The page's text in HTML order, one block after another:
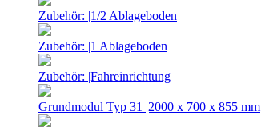
Zubehör: |1/2 Ablageboden
Zubehör: |1 Ablageboden
Zubehör: |Fahreinrichtung
Grundmodul Typ 31 |2000 x 700 x 855 mm